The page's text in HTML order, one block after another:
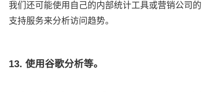
我们还可能使用自己的内部统计工具或营销公司的
支持服务来分析访问趋势。
13. 使用谷歌分析等。